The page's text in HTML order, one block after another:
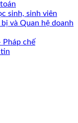
sinh, sinh viên
và Quan hệ doanh
Pháp chế